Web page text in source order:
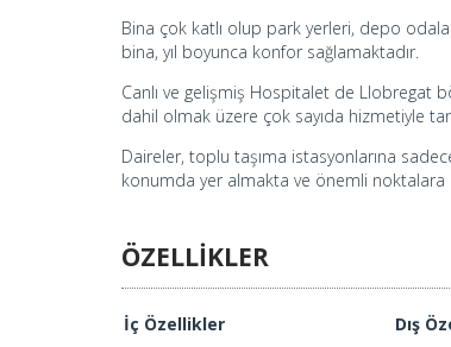
Bina çok katlı olup park yerleri, depo
bina, yıl boyunca konfor sağlamaktadır.
Canlı ve gelişmiş Hospitalet de Llobregat
dahil olmak üzere çok sayıda hizmetiyle
Daireler, toplu taşıma istasyonlarına
konumda yer almakta ve önemli noktalara
ÖZELLİKLER
İç Özellikler
Dış